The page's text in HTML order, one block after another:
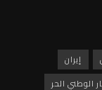
إيران
الوطني الحر